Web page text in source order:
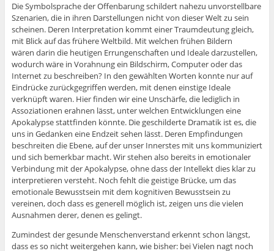
Die Symbolsprache der Offenbarung schildert nahezu unvorstellbare
Szenarien, die in ihren Darstellungen nicht von dieser Welt zu sein
scheinen. Deren Interpretation kommt einer Traumdeutung gleich,
mit Blick auf das frühere Weltbild. Mit welchen frühen Bildern
wären darin die heutigen Errungenschaften und Ideale darzustellen,
wodurch wäre in Vorahnung ein Bildschirm, Computer oder das
Internet zu beschreiben? In den gewählten Worten konnte nur auf
Eindrücke zurückgegriffen werden, mit denen einstige Ideale
verknüpft waren. Hier finden wir eine Unschärfe, die lediglich in
Assoziationen erahnen lässt, unter welchen Entwicklungen eine
Apokalypse stattfinden könnte. Die geschilderte Dramatik ist es, die
uns in Gedanken eine Endzeit sehen lässt. Deren Empfindungen
beschreiten die Ebene, auf der unser Innerstes mit uns kommuniziert
und sich bemerkbar macht. Wir stehen also bereits in emotionaler
Verbindung mit der Apokalypse, ohne dass der Intellekt dies klar zu
interpretieren versteht. Noch fehlt die geistige Brücke, um das
emotionale Bewusstsein mit dem kognitiven Bewusstsein zu
vereinen, doch dass es generell möglich ist, zeigen uns die vielen
Ausnahmen derer, denen es gelingt.
Zumindest der gesunde Menschenverstand erkennt schon längst,
dass es so nicht weitergehen kann, wie bisher: bei Vielen nagt noch